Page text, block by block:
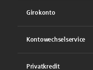
Girokonto
Kontowechselservice
Privatkredit